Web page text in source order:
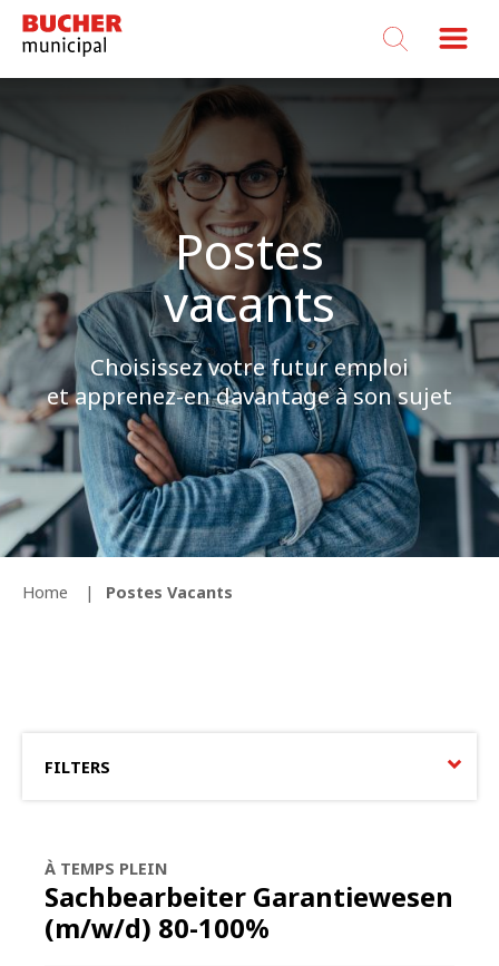
Bucher
Municipal
Postes
vacants
Choisissez votre futur emploi
et apprenez-en davantage à son sujet
Home Postes Vacants
FILTERS
À TEMPS PLEIN
Sachbearbeiter Garantiewesen
(m/w/d) 80-100%